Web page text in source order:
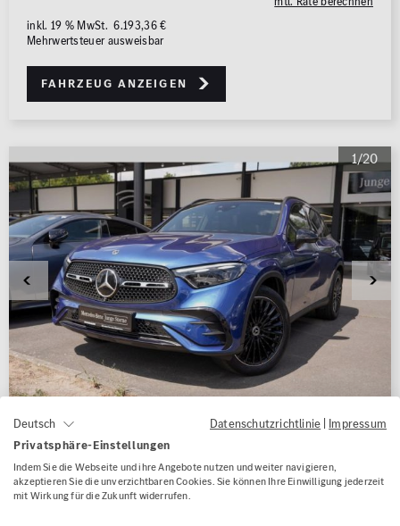
inkl. 19 % MwSt. 6.193,36 €
Mehrwertsteuer ausweisbar
Fahrzeug anzeigen
1/20
Mercedes-Benz GLC 300 d 4M AMG
Night AHK Panorama Standhzg
Deutsch Datenschutzrichtlinie | Impressum
Privatsphäre-Einstellungen
Indem Sie die Webseite und ihre Angebote nutzen und weiter navigieren,
akzeptieren Sie die unverzichtbaren Cookies. Sie können Ihre Einwilligung jederzeit
mit Wirkung für die Zukunft widerrufen.